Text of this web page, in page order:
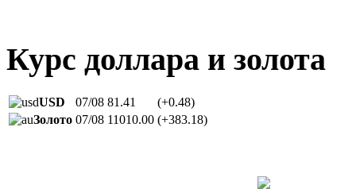
Курс доллара и золота
USD 07/08 81.41
(+0.48)
Золото 07/08 11010.00 (+383.18)